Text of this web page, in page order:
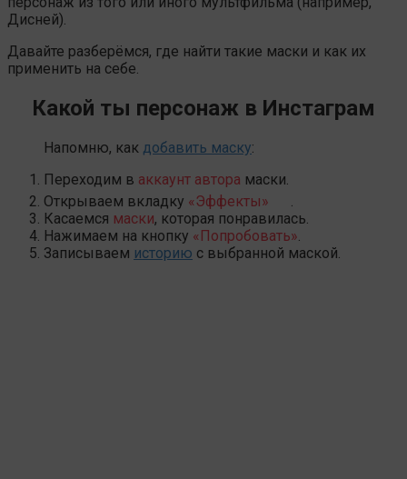
Дисней).
Давайте разберёмся, где найти такие маски и как их
применить на себе.
Какой ты персонаж в Инстаграм
Напомню, как добавить маску:
Переходим в аккаунт автора маски.
Открываем вкладку «Эффекты»
Касаемся маски, которая понравилась.
Нажимаем на кнопку «Попробовать»
Записываем историю с выбранной маской.